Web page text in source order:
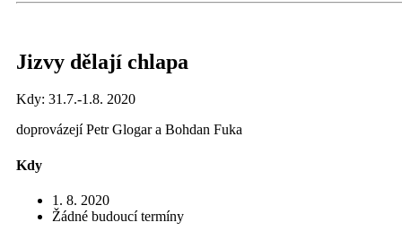
Jizvy dělají chlapa
Kdy: 31.7.-1.8. 2020
doprovázejí Petr Glogar a Bohdan Fuka
Kdy
1. 8. 2020
Žádné budoucí termíny